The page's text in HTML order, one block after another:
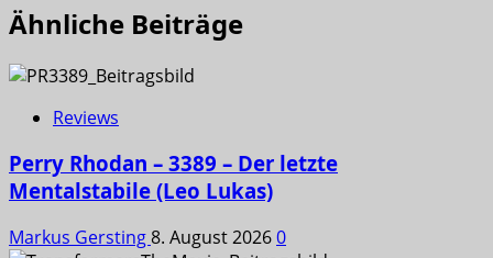
Ähnliche Beiträge
Reviews
Perry Rhodan – 3389 – Der letzte
Mentalstabile (Leo Lukas)
Markus Gersting8. August 20260